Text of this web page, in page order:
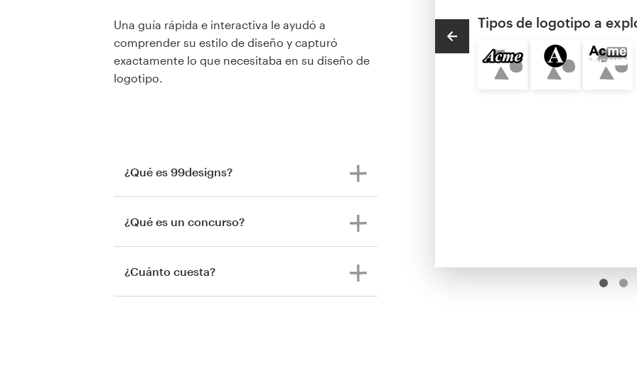
Tipos de logotipo a
Una guía rápida e interactiva le ayudó a
comprender su estilo de diseño y capturó
exactamente lo que necesitaba en su diseño de
logotipo.
¿Qué es 99designs?
¿Qué es un concurso?
¿Cuánto cuesta?